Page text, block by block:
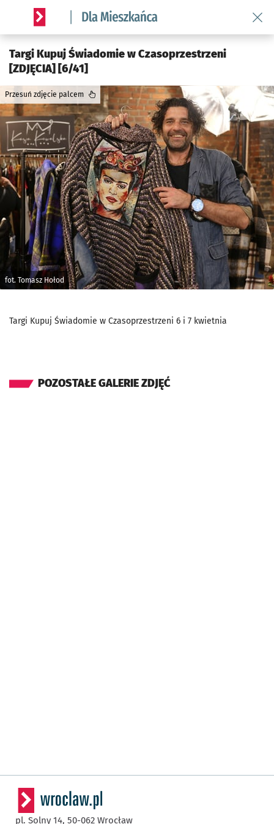
Serwis informacyjny wroclaw.pl podserwis: Dla mieszkańca
Targi Kupuj Świadomie w Czasoprzestrzeni
[ZDJĘCIA] [6/41]
fot. Tomasz Hołod
Przesuń zdjęcie palcem
Targi Kupuj Świadomie w Czasoprzestrzeni 6 i 7 kwietnia
POZOSTAŁE GALERIE ZDJĘĆ
pl. Solny 14, 50-062 Wrocław